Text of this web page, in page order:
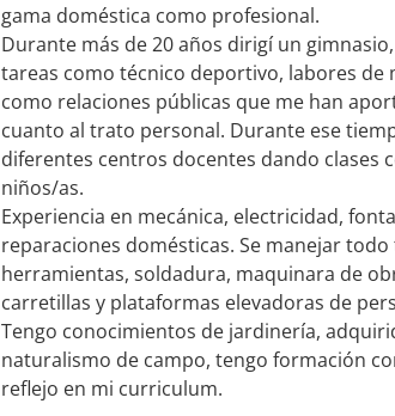
gama doméstica como profesional.
Durante más de 20 años dirigí un
tareas como técnico deportivo, labores
como relaciones públicas que me han
cuanto al trato personal. Durante ese
diferentes centros docentes dando clases
niños/as.
Experiencia en mecánica, electricidad,
reparaciones domésticas. Se manejar
herramientas, soldadura, maquinara de
carretillas y plataformas elevadoras de
Tengo conocimientos de jardinería,
naturalismo de campo, tengo formación
reflejo en mi curriculum.